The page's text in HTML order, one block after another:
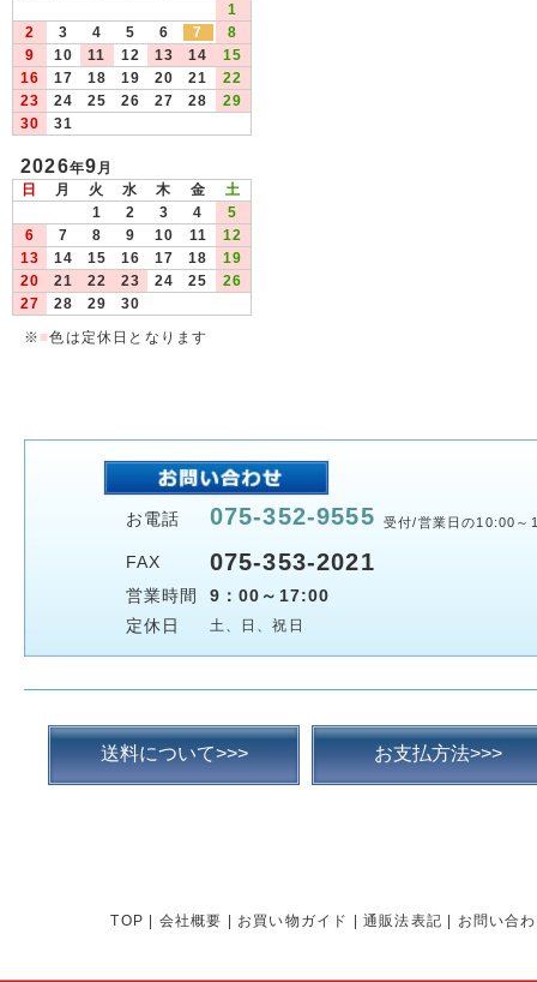
1
2
3 4 5 6 7
8
9
10 11 12 13 14
15
16
17 18 19 20 21
22
23
24 25 26 27 28
29
30
31
2026年9月
日
月 火 水 木 金
土
1
2 3 4
5
6
7 8 9 10 11
12
13
14 15 16 17 18
19
20
21 22 23 24 25
26
27
28 29
30
※ ■色は定休日となります
お電話 075-352-9555 受付/営業日の10:00～
FAX 075-353-2021
営業時間
9：00～17:00
定休日
土、日、祝日
送料について>>> お支払方法>>>
TOP 会社概要 お買い物ガイド 通販法表記 お問い合